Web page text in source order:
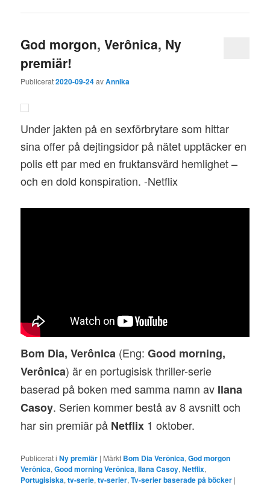
God morgon, Verônica, Ny
premiär!
Publicerat2020-09-24avAnnika
Under jakten på en sexförbrytare som hittar
sina offer på dejtingsidor på nätet upptäcker en
polis ett par med en fruktansvärd hemlighet –
och en dold konspiration. -Netflix
Bom Dia, Verônica (Eng:Good morning,
Verônica) är en portugisisk thriller-serie
baserad på boken med samma namn av Ilana
Casoy. Serien kommer bestå av 8 avsnitt och
har sin premiär på Netflix 1 oktober.
Publicerat i Ny premiär | Märkt Bom Dia Verônica,God morgon
Verônica,Good morning Verônica,Ilana Casoy,Netflix,
Portugisiska,tv-serie,tv-serier,Tv-serier baserade på böcker |